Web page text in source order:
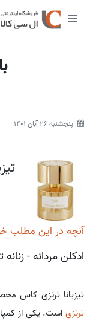
پنجشنبه 26 آبان 1401
آنچه در این مطلب
ادکلن مردانه -
تیزیانا ترنزی کاس محصول
ترنزی است. یکی از